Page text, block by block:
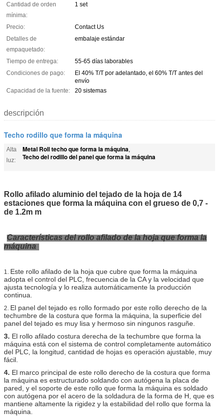
Cantidad de orden
mínima:
1 set
Precio:
Contact Us
Detalles de
empaquetado:
embalaje estándar
Tiempo de entrega:
55-65 días laborables
Condiciones de pago:
El 40% T/T por adelantado, el 60% T/T antes del
envío
Capacidad de la fuente:
20 sistemas
descripción
Techo rodillo que forma la máquina
Alta
luz:
Metal Roll techo que forma la máquina,
Techo del rodillo del panel que forma la máquina
Rollo afilado aluminio del tejado de la hoja de 14
estaciones que forma la máquina con el grueso de 0,7 -
de 1.2m m
Características del rollo afilado de la hoja que forma la
máquina
1. Este rollo afilado de la hoja que cubre que forma la máquina
adopta el control del PLC, frecuencia de la CA y la velocidad que
ajusta tecnología y lo realiza automáticamente la producción
continua.
2. El panel del tejado es rollo formado por este rollo derecho de la
techumbre de la costura que forma la máquina, la superficie del
panel del tejado es muy lisa y hermoso sin ningunos rasguñe.
3. El rollo afilado costura derecha de la techumbre que forma la
máquina está con el sistema de control completamente automático
del PLC, la longitud, cantidad de hojas es operación ajustable, muy
fácil.
4. El marco principal de este rollo derecho de la costura que forma
la máquina es estructurado soldando con autógena la placa de
pared, y el soporte de este rollo que forma la máquina es soldado
con autógena por el acero de la soldadura de la forma de H, que es
mantiene altamente la rigidez y la estabilidad del rollo que forma la
máquina.